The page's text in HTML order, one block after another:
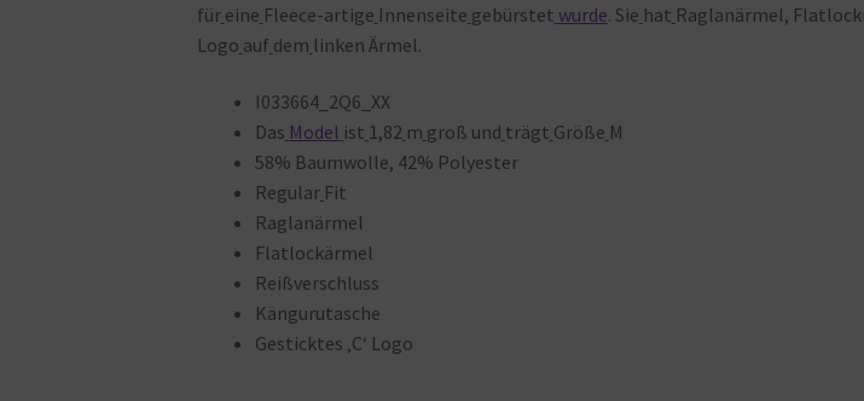
für eine Fleece-artige Innenseite gebürstet wurde. Sie hat Raglanärmel,
Logo auf dem linken Ärmel.
I033664_2Q6_XX
Das Model ist 1,82 m groß und trägt Größe M
58% Baumwolle, 42% Polyester
Regular Fit
Raglanärmel
Flatlockärmel
Reißverschluss
Kängurutasche
Gesticktes ‚C‘ Logo